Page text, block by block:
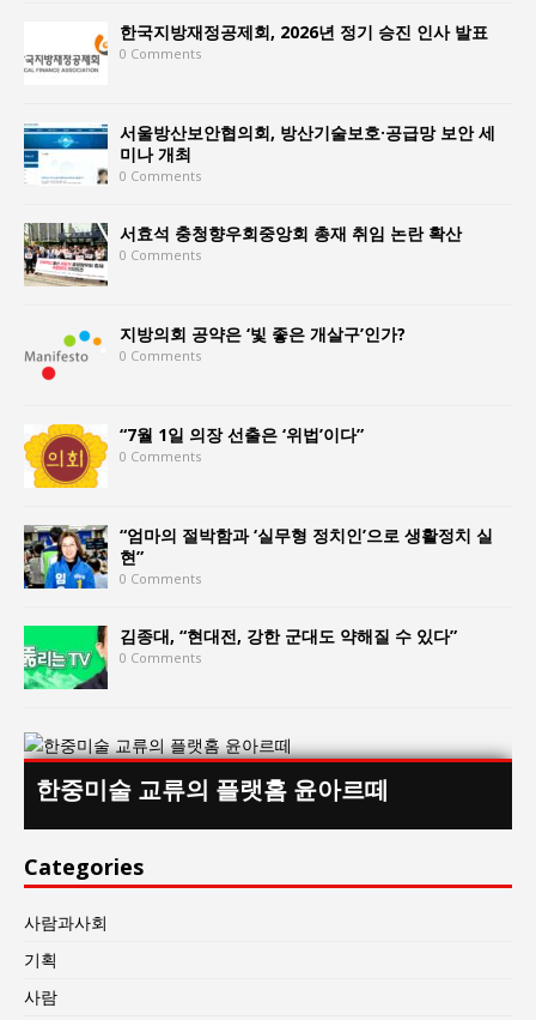
한국지방재정공제회, 2026년 정기 승진 인사 발표
0 Comments
서울방산보안협의회, 방산기술보호·공급망 보안 세
미나 개최
0 Comments
서효석 충청향우회중앙회 총재 취임 논란 확산
0 Comments
지방의회 공약은 ‘빛 좋은 개살구’인가?
0 Comments
“7월 1일 의장 선출은 ‘위법’이다”
0 Comments
“엄마의 절박함과 ‘실무형 정치인’으로 생활정치 실
현”
0 Comments
김종대, “현대전, 강한 군대도 약해질 수 있다”
0 Comments
한중미술 교류의 플랫홈 윤아르떼
Categories
사람과사회
기획
사람